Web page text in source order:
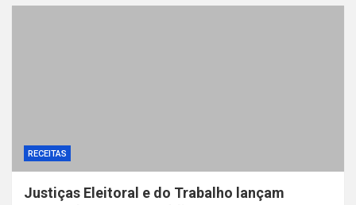
RECEITAS
Justiças Eleitoral e do Trabalho lançam